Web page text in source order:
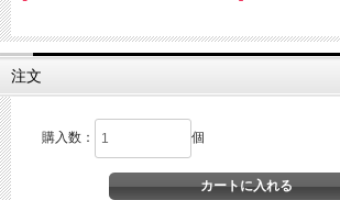
注文
購入数： 個